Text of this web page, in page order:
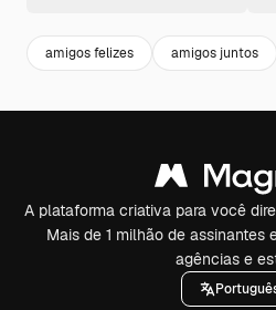
amigos felizes amigos juntos
A plataforma criativa para você
Mais de 1 milhão de assinantes
agências e